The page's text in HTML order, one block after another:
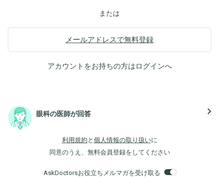
または
メールアドレスで無料登録
アカウントをお持ちの方はログインへ
眼科の医師が回答 navigate_next
利用規約 と 個人情報の取り扱いに
同意のうえ、無料会員登録をしてください
AskDoctorsお役立ちメルマガを受け取る